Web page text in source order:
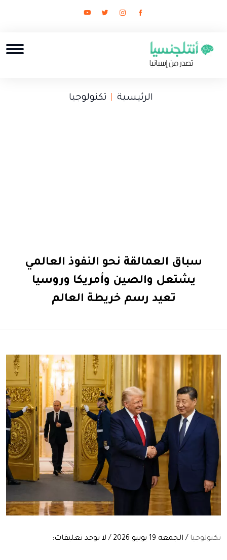
الرئيسية تكنولوجيا
سباق العمالقة نحو النفوذ العالمي
يشتعل والصين وأمريكا وروسيا
تعيد رسم خريطة العالم
تكنولوجيا / الجمعة 19 يونيو 2026 / لا توجد تعليقات: